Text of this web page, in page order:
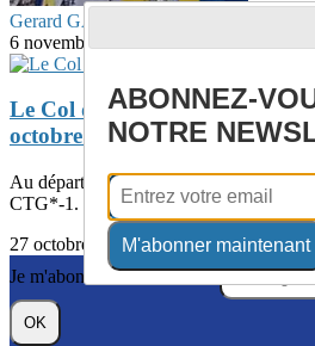
Gerard GALLAND
6 novembre 2021
Le Col de Mais en octobre –
octobre 2021
Au départ, il y a eu ce papier récent de
CTG*-1. Celui-ci explique de...
27 octobre 2021
Je m'abonne à la newsletter
OK
ABONNEZ-
NOTRE
M'abonner maintenant